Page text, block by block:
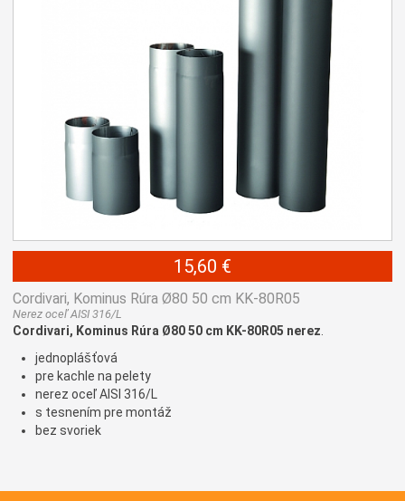
15,60 €
Cordivari, Kominus Rúra Ø80 50 cm KK-80R05
Nerez oceľ AISI 316/L
Cordivari, Kominus Rúra Ø80 50 cm KK-80R05 nerez.
jednoplášťová
pre kachle na pelety
nerez oceľ AISI 316/L
s tesnením pre montáž
bez svoriek